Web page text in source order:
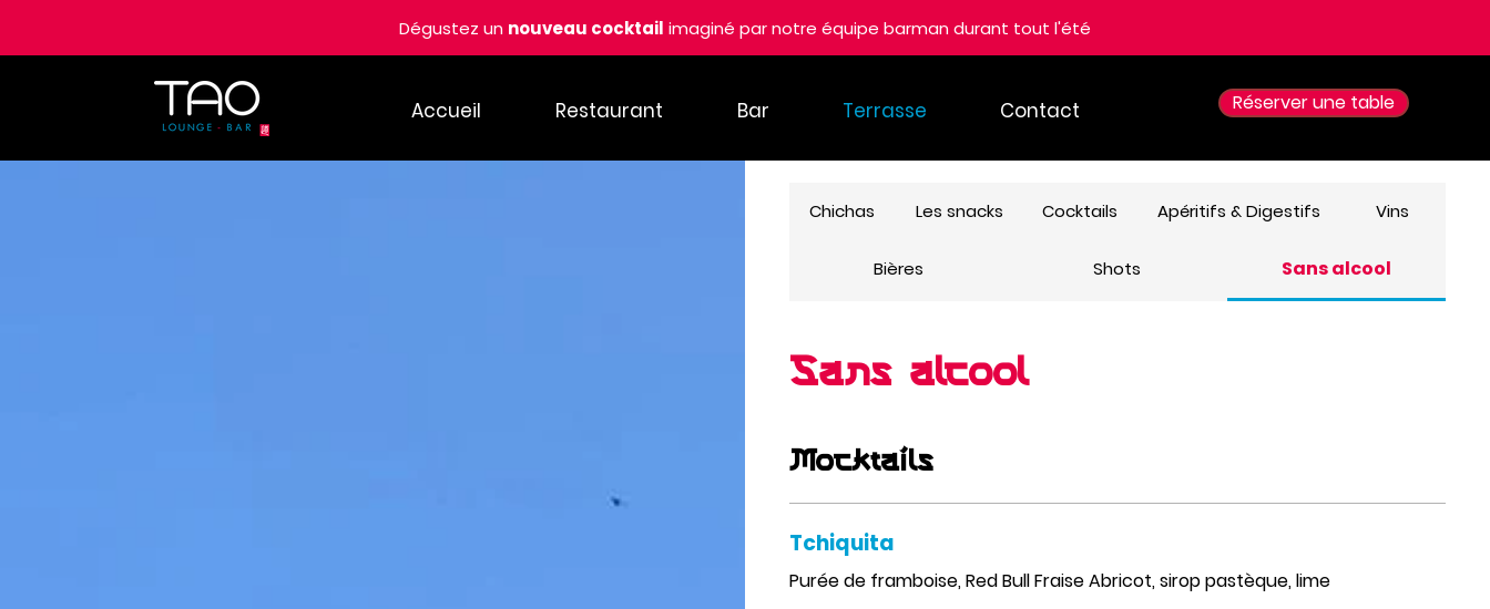
Dégustez un nouveau cocktail imaginé par notre équipe barman durant tout l'été
Accueil Restaurant Bar Terrasse Contact Réserver une table
Chichas Les snacks Cocktails Apéritifs & Digestifs Vins
Bières Shots Sans alcool
Sans alcool
Mocktails
Tchiquita
Purée de framboise, Red Bull Fraise Abricot, sirop pastèque, lime